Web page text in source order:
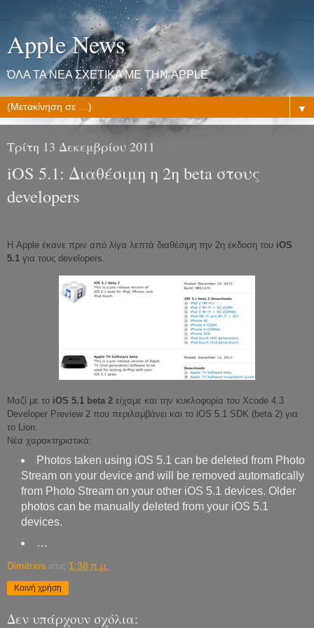
Apple News
ΌΛΑ ΤΑ ΝΕΑ ΣΧΕΤΙΚΑ ΜΕ ΤΗΝ APPLE
▼
Τρίτη 13 Δεκεμβρίου 2011
iOS 5.1: Διαθέσιμη η 2η beta στους
developers
Η Apple έκανε πριν από λίγα λεπτά διαθέσιμη την 2η έκδοση του iOS
5.1 για τους developers.
Μαζί με το iOS 5.1 beta 2 είχαμε και την κυκλοφορία του Xcode 4.3
Developer Preview 2 που περιλαμβάνει και το iOS 5.1 SDK (beta 2) για
το Lion.
Νέα χαρακτηριστικά:
Photos taken using iOS 5.1 can be deleted from Photo
Stream on your device and will be removed automatically
from Photo Stream on your other iOS 5.1 devices. Older
photos can be manually deleted from your iOS 5.1
devices.
…
Dimitrios στις 1:38 π.μ.
Κοινή χρήση
Δεν υπάρχουν σχόλια: